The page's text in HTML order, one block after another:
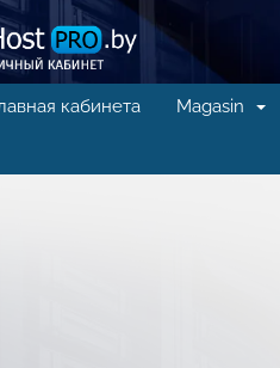
кабинета Magasin